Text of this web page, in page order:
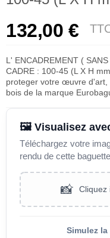
132,00 €
L' ENCADREMENT (
CADRE : 100-45 (L X H
proteger votre œuvre d'art,
bois de la marque
🖼️ Visualisez
Téléchargez votre
rendu de cette
📸 Cliquez
Simulez